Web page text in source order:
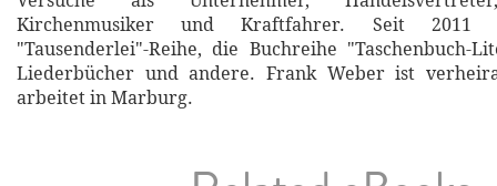
Kirchenmusiker und Kraftfahrer. Seit 2011
"Tausenderlei"-Reihe, die Buchreihe "Taschenbuch-
Liederbücher und andere. Frank Weber ist
arbeitet in Marburg.